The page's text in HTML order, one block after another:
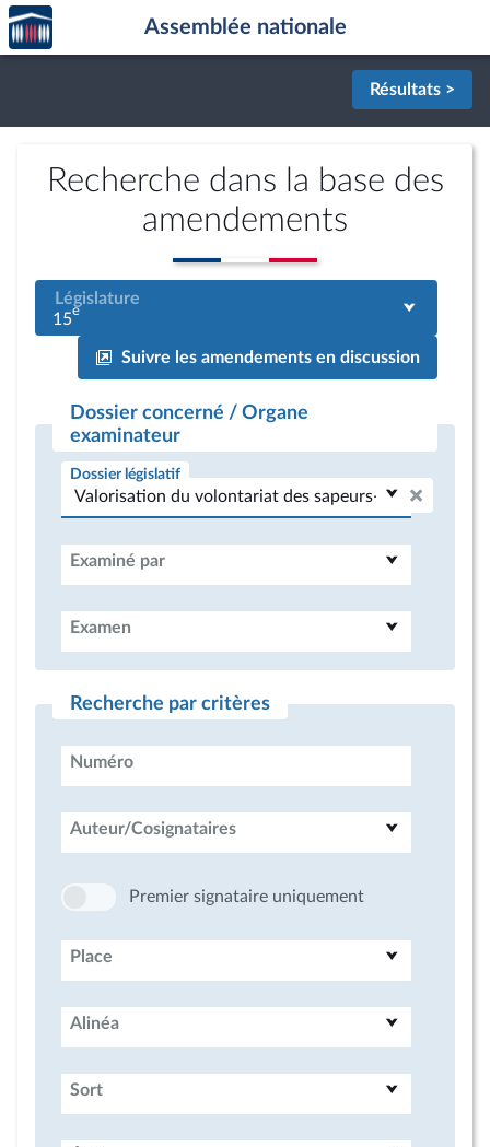
Aller au contenu
Aller en bas de la page
Accèder
à la
page
Assemblée nationale
Résultats >
Recherche dans la base des
amendements
Législature
15e
Suivre les amendements en discussion
Dossier concerné / Organe
examinateur
Dossier législatif
Examiné par
Examen
Recherche par critères
Numéro
Auteur/Cosignataires
Premier signataire uniquement
Place
Alinéa
Sort